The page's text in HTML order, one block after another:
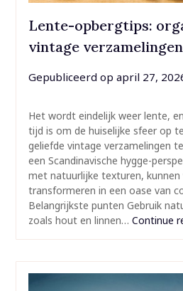
Lente-opbergtips:
vintage verzamelingen
Gepubliceerd op april 27,
Het wordt eindelijk weer lente,
tijd is om de huiselijke sfeer op
geliefde vintage verzamelingen
een Scandinavische hygge-
met natuurlijke texturen, kunnen
transformeren in een oase van
Belangrijkste punten Gebruik
zoals hout en linnen… Continue